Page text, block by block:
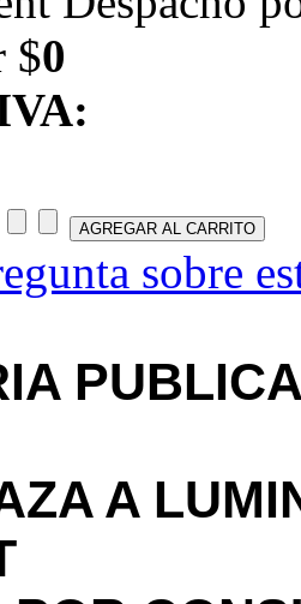
$0
sobre
A